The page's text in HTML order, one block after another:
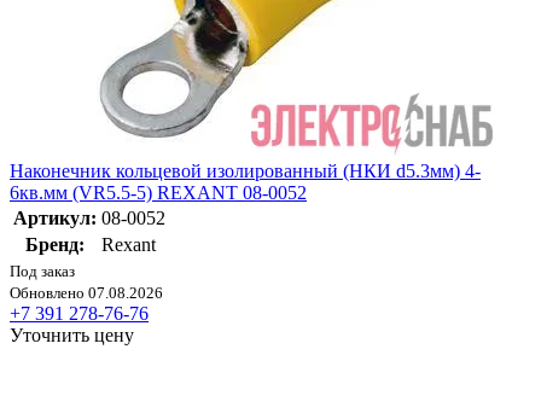
Наконечник кольцевой изолированный (НКИ d5.3мм) 4-
6кв.мм (VR5.5-5) REXANT 08-0052
Артикул: 08-0052
Бренд:
Rexant
Под заказ
Обновлено 07.08.2026
+7 391 278-76-76
Уточнить цену